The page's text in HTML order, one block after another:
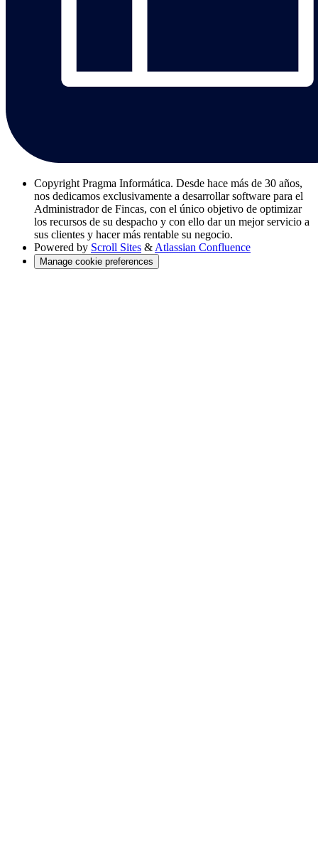
Copyright Pragma Informática. Desde hace más de 30 años,
nos dedicamos exclusivamente a desarrollar software para el
Administrador de Fincas, con el único objetivo de optimizar
los recursos de su despacho y con ello dar un mejor servicio a
sus clientes y hacer más rentable su negocio.
Powered by Scroll Sites & Atlassian Confluence
Manage cookie preferences